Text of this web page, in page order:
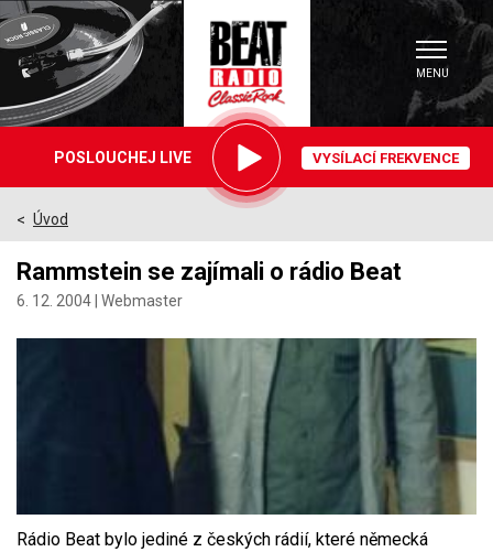
hrajemePOSLOUCHEJ LIVE VYSÍLACÍ FREKVENCE
MENU
Úvod
>
Články
Rammstein se zajímali o rádio Beat
6. 12. 2004 | Webmaster
Rádio Beat bylo jediné z českých rádií, které německá